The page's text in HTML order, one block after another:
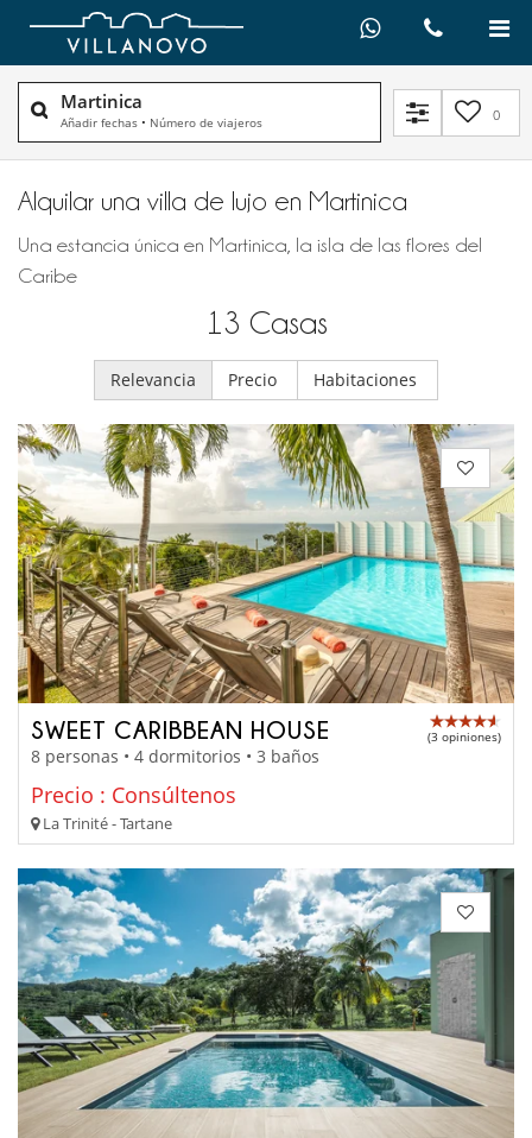
Martinica
Añadir fechas • Número de viajeros 0
Alquilar una villa de lujo en Martinica
Una estancia única en Martinica, la isla de las flores del
Caribe
13 Casas
Relevancia Precio Habitaciones
SWEET CARIBBEAN HOUSE (3 opiniones)
8 personas • 4 dormitorios • 3 baños
Precio : Consúltenos
La Trinité - Tartane